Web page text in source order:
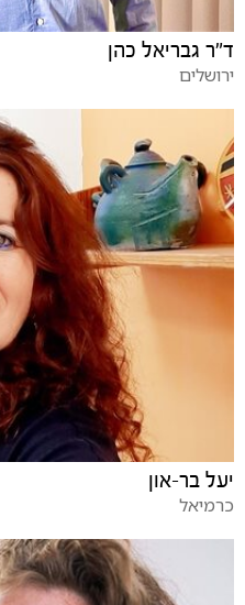
ד״ר גבריאל כהן
ירושלים
יעל בר-און
כרמיאל